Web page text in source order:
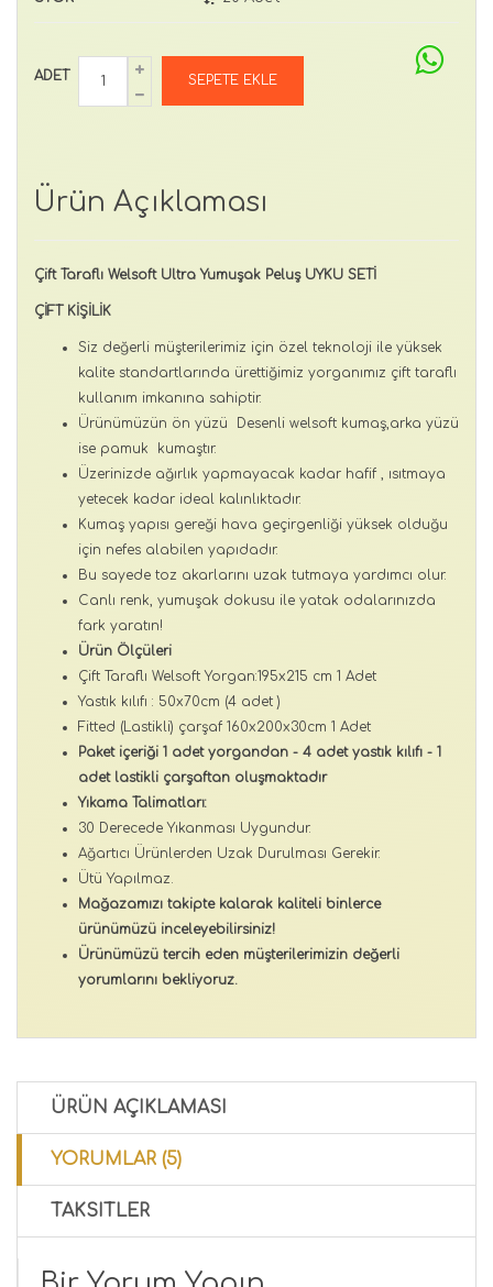
ADET
Ürün Açıklaması
Çift Taraflı Welsoft Ultra Yumuşak Peluş UYKU SETİ
ÇİFT KİŞİLİK
Siz değerli müşterilerimiz için özel teknoloji ile yüksek
kalite standartlarında ürettiğimiz yorganımız çift taraflı
kullanım imkanına sahiptir.
Ürünümüzün ön yüzü Desenli welsoft kumaş,arka yüzü
ise pamuk kumaştır.
Üzerinizde ağırlık yapmayacak kadar hafif , ısıtmaya
yetecek kadar ideal kalınlıktadır.
Kumaş yapısı gereği hava geçirgenliği yüksek olduğu
için nefes alabilen yapıdadır.
Bu sayede toz akarlarını uzak tutmaya yardımcı olur.
Canlı renk, yumuşak dokusu ile yatak odalarınızda
fark yaratın!
Ürün Ölçüleri
Çift Taraflı Welsoft Yorgan:195x215 cm 1 Adet
Yastık kılıfı : 50x70cm (4 adet )
Fitted (Lastikli) çarşaf 160x200x30cm 1 Adet
Paket içeriği 1 adet yorgandan - 4 adet yastık kılıfı - 1
adet lastikli çarşaftan oluşmaktadır
Yıkama Talimatları:
30 Derecede Yıkanması Uygundur.
Ağartıcı Ürünlerden Uzak Durulması Gerekir.
Ütü Yapılmaz.
Mağazamızı takipte kalarak kaliteli binlerce
ürünümüzü inceleyebilirsiniz!
Ürünümüzü tercih eden müşterilerimizin değerli
yorumlarını bekliyoruz.
ÜRÜN AÇIKLAMASI
YORUMLAR (5)
TAKSITLER